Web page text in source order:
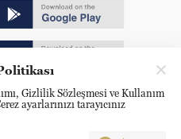
Gizlilik Sözleşmesi ve Kullanım
ayarlarınızı tarayıcınız